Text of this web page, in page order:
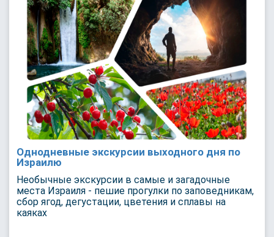
Однодневные экскурсии выходного дня по
Израилю
Необычные экскурсии в самые и загадочные
места Израиля - пешие прогулки по заповедникам,
сбор ягод, дегустации, цветения и сплавы на
каяках